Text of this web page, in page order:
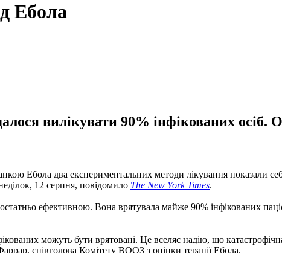
Ебола
вилікувати 90% інфікованих
Ебола два експериментальних методи лікування показали
12 серпня, повідомило The New York Times.
ефективною. Вона врятувала майже 90% інфікованих
можуть бути врятовані. Це вселяє надію, що
співголова Комітету ВООЗ з оцінки терапії Ебола.